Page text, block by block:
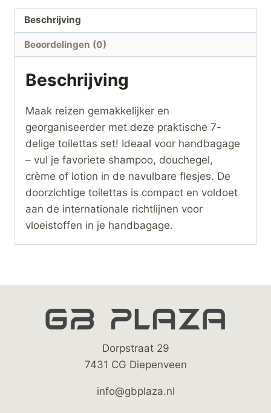
–
Transparante
Toilettas
hoeveelheid
Beschrijving
Beoordelingen (0)
Beschrijving
Maak reizen gemakkelijker en
georganiseerder met deze praktische 7-
delige toilettas set! Ideaal voor handbagage
– vul je favoriete shampoo, douchegel,
crème of lotion in de navulbare flesjes. De
doorzichtige toilettas is compact en voldoet
aan de internationale richtlijnen voor
vloeistoffen in je handbagage.
Dorpstraat 29
7431 CG Diepenveen
info@gbplaza.nl